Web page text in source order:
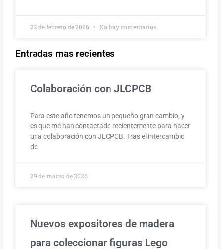
22 de febrero de 2026 No hay comentarios
Entradas mas recientes
Colaboración con JLCPCB
Para este año tenemos un pequeño gran cambio, y
es que me han contactado recientemente para hacer
una colaboración con JLCPCB. Tras el intercambio
de
29 de marzo de 2026
Nuevos expositores de madera
para coleccionar figuras Lego